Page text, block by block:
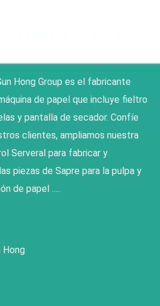
Hong Group es el fabricante
de papel que incluye fieltro
y pantalla de secador. Confíe
clientes, ampliamos nuestra
Serveral para fabricar y
piezas de Sapre para la pulpa y
de papel .....
Hong